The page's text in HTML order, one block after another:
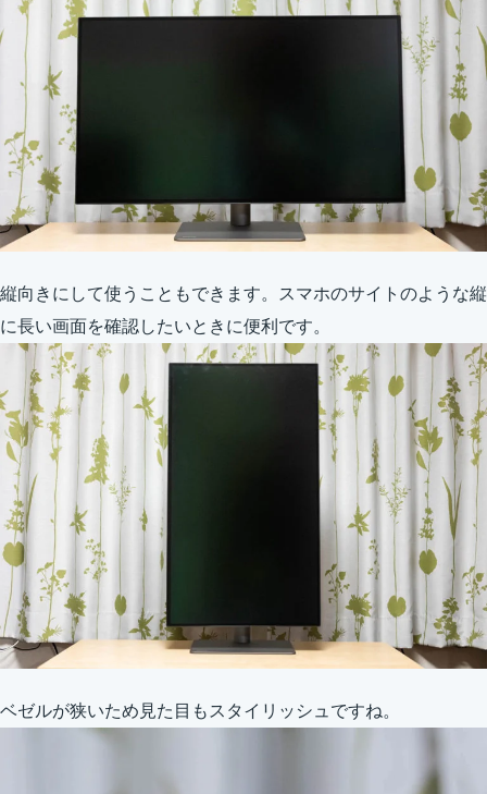
縦向きにして使うこともできます。スマホのサイトのような縦
に長い画面を確認したいときに便利です。
ベゼルが狭いため見た目もスタイリッシュですね。